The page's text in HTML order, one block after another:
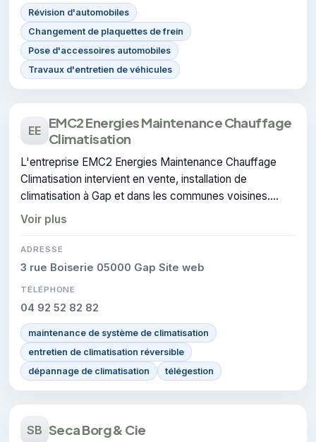
Révision d'automobiles
Changement de plaquettes de frein
Pose d'accessoires automobiles
Travaux d'entretien de véhicules
EE EMC2 Energies Maintenance Chauffage
Climatisation
L'entreprise EMC2 Energies Maintenance Chauffage
Climatisation intervient en vente, installation de
climatisation à Gap et dans les communes voisines.
L'entreprise dispose de la certification CERTIFIE.
Voir plus
ADRESSE
3 rue Boiserie 05000 Gap Site web
TÉLÉPHONE
04 92 52 82 82
maintenance de système de climatisation
entretien de climatisation réversible
dépannage de climatisation
télégestion
SB Seca Borg & Cie